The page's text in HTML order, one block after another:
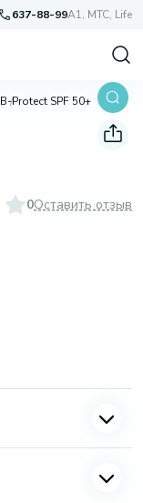
637-88-99A1, МТС, Life
B-Protect SPF 50+
0Оставить отзыв